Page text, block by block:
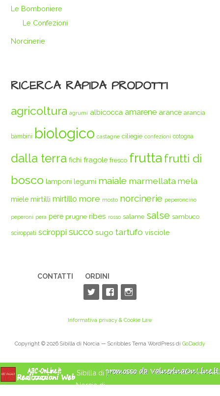
Le Bomboniere
Le Confezioni
Norcinerie
RICERCA RAPIDA PRODOTTI
agricoltura agrumi albicocca amarene arance arancia
bambini biologico castagne ciliegie confezioni cotogna
dalla terra fichi fragole fresco frutta frutti di
bosco lamponi legumi maiale marmellata mela
miele mirtilli mirtillo more mosto norcinerie peperoncino
peperoni pera pere prugne ribes rosso salame salse sambuco
sciroppati sciroppi succo sugo tartufo visciole
CONTATTI ORDINI
Informativa privacy & Cookie Law
Copyright © 2026 Sibilla di Norcia — Scribbles Tema WordPress di GoDaddy
Sibilla di
Norcia di